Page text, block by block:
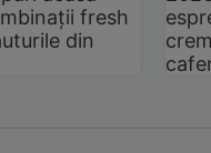
fresh
din